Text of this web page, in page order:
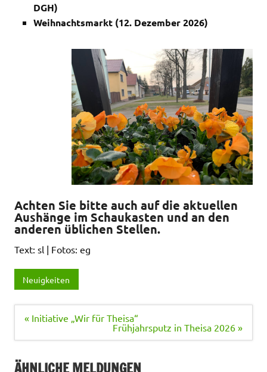
DGH)
Weihnachtsmarkt (12. Dezember 2026)
Achten Sie bitte auch auf die aktuellen
Aushänge im Schaukasten und an den
anderen üblichen Stellen.
Text: sl | Fotos: eg
Neuigkeiten
Beitragsnavigation
« Initiative „Wir für Theisa“
Frühjahrsputz in Theisa 2026 »
ÄHNLICHE MELDUNGEN